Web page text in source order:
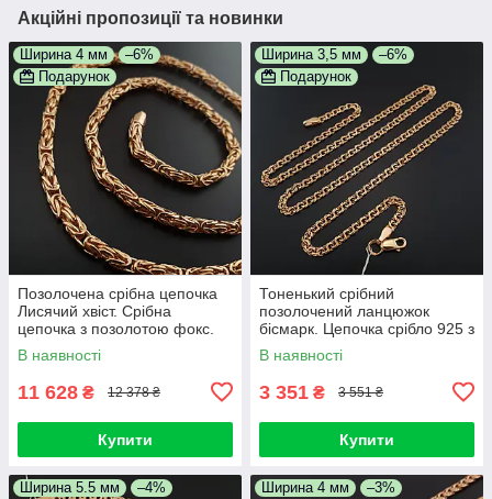
Акційні пропозиції та новинки
Ширина 4 мм
–6%
Подарунок
Позолочена срібна цепочка
Лисячий хвіст. Срібна
цепочка з позолотою фокс.
Срібло 925 + позолота 585.
55 см
В наявності
11 628 ₴ 12 378 ₴
Купити
Ширина 3,5 мм
–6%
Подарунок
Тоненький срібний
позолочений ланцюжок
бісмарк. Цепочка срібло 925 з
позолотою 585. Ширина 3,5
мм 55 см
В наявності
3 351 ₴ 3 551 ₴
Купити
Ширина 5.5 мм
–4%
Ширина 4 мм
–3%